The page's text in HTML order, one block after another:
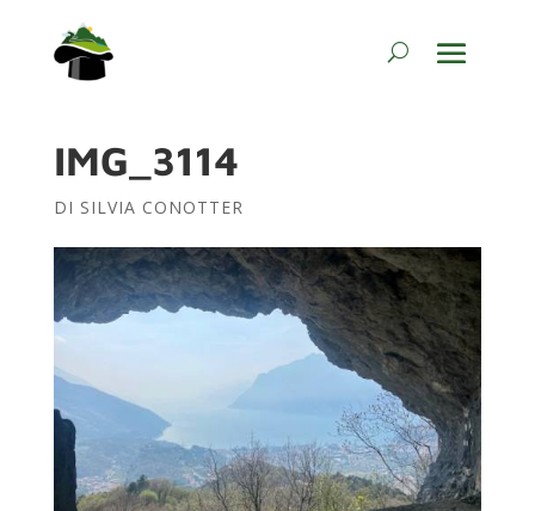
IMG_3114
DI SILVIA CONOTTER